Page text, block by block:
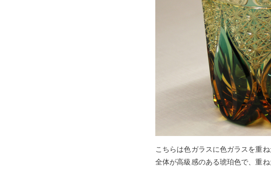
こちらは色ガラスに色ガラスを重ね
全体が高級感のある琥珀色で、重